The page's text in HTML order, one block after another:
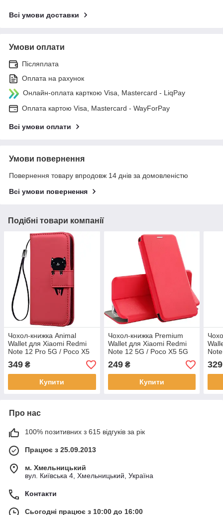
Всі умови доставки
Умови оплати
Післяплата
Оплата на рахунок
Онлайн-оплата карткою Visa, Mastercard - LiqPay
Оплата картою Visa, Mastercard - WayForPay
Всі умови оплати
Умови повернення
Повернення товару впродовж 14 днів за домовленістю
Всі умови повернення
Подібні товари компанії
Чохол-книжка Animal
Wallet для Xiaomi Redmi
Note 12 Pro 5G / Poco X5
Pro 5G Cat
349 ₴
Купити
Чохол-книжка Premium
Wallet для Xiaomi Redmi
Note 12 5G / Poco X5 5G
Red
249₴
Купити
329
Про нас
100% позитивних з 615 відгуків за рік
Працює з 25.09.2013
м. Хмельницький
вул. Київська 4, Хмельницький, Україна
Контакти
Сьогодні працює з 10:00 до 16:00